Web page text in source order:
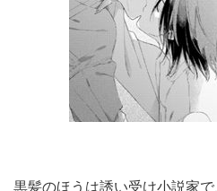
黒髪のほうは誘い受け小説家